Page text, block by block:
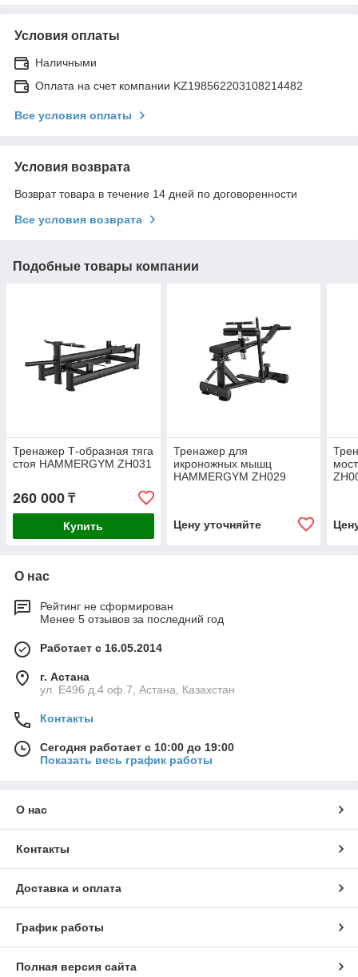
Условия оплаты
Наличными
Оплата на счет компании KZ198562203108214482
Все условия оплаты
Условия возврата
Возврат товара в течение 14 дней по договоренности
Все условия возврата
Подобные товары компании
Тренажер Т-образная тяга
стоя HAMMERGYM ZH031
260 000 ₸
Купить
Тренажер для
икроножных мышц
HAMMERGYM ZH029
Цену уточняйте
О нас
Рейтинг не сформирован
Менее 5 отзывов за последний год
Работает с 16.05.2014
г. Астана
ул. Е496 д.4 оф.7, Астана, Казахстан
Контакты
Сегодня работает с 10:00 до 19:00
Показать весь график работы
О нас
Контакты
Доставка и оплата
График работы
Полная версия сайта